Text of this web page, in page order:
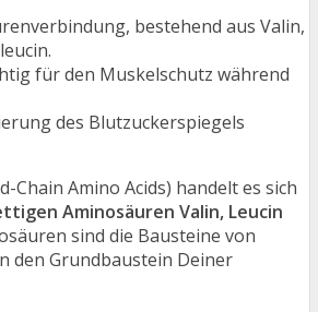
bestehend aus Valin,
für den Muskelschutz während
des Blutzuckerspiegels
Chain Amino Acids) handelt es sich
Aminosäuren Valin, Leucin
sind die Bausteine von
den Grundbaustein Deiner